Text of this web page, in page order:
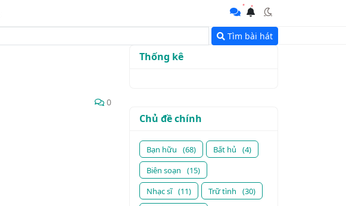
Tìm bài hát
0
Thống kê
Chủ đề chính
Bạn hữu (68) Bất hủ
(4)
Biên soạn
(15)
Nhạc sĩ (11) Trữ tình
(30)